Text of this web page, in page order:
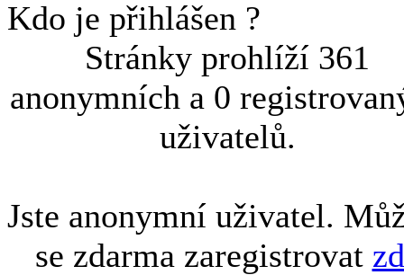
Kdo je přihlášen ?
Stránky prohlíží 361
anonymních a 0
uživatelů.
Jste anonymní uživatel.
se zdarma zaregistrovat